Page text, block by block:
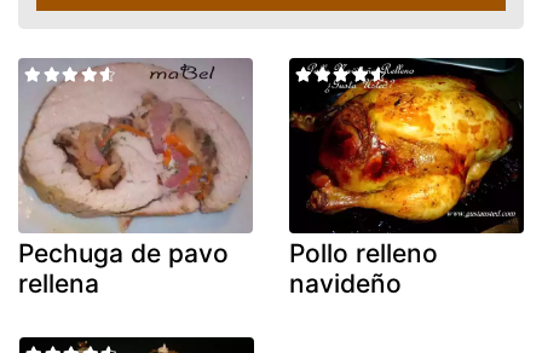
Pechuga de pavo
rellena
Pollo relleno
navideño